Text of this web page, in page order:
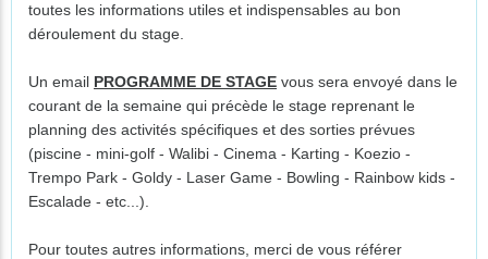
toutes les informations utiles et indispensables au bon
déroulement du stage.
Un email PROGRAMME DE STAGE vous sera envoyé dans le
courant de la semaine qui précède le stage reprenant le
planning des activités spécifiques et des sorties prévues
(piscine - mini-golf - Walibi - Cinema - Karting - Koezio -
Trempo Park - Goldy - Laser Game - Bowling - Rainbow kids -
Escalade - etc...).
Pour toutes autres informations, merci de vous référer